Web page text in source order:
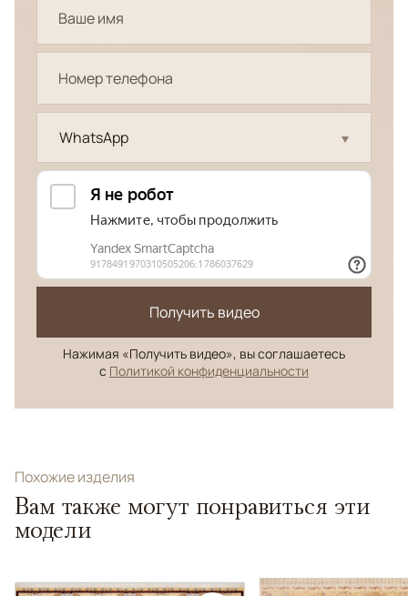
WhatsApp
Получить видео
Нажимая «Получить видео», вы соглашаетесь
с Политикой конфиденциальности
Похожие изделия
Вам также могут понравиться эти
модели